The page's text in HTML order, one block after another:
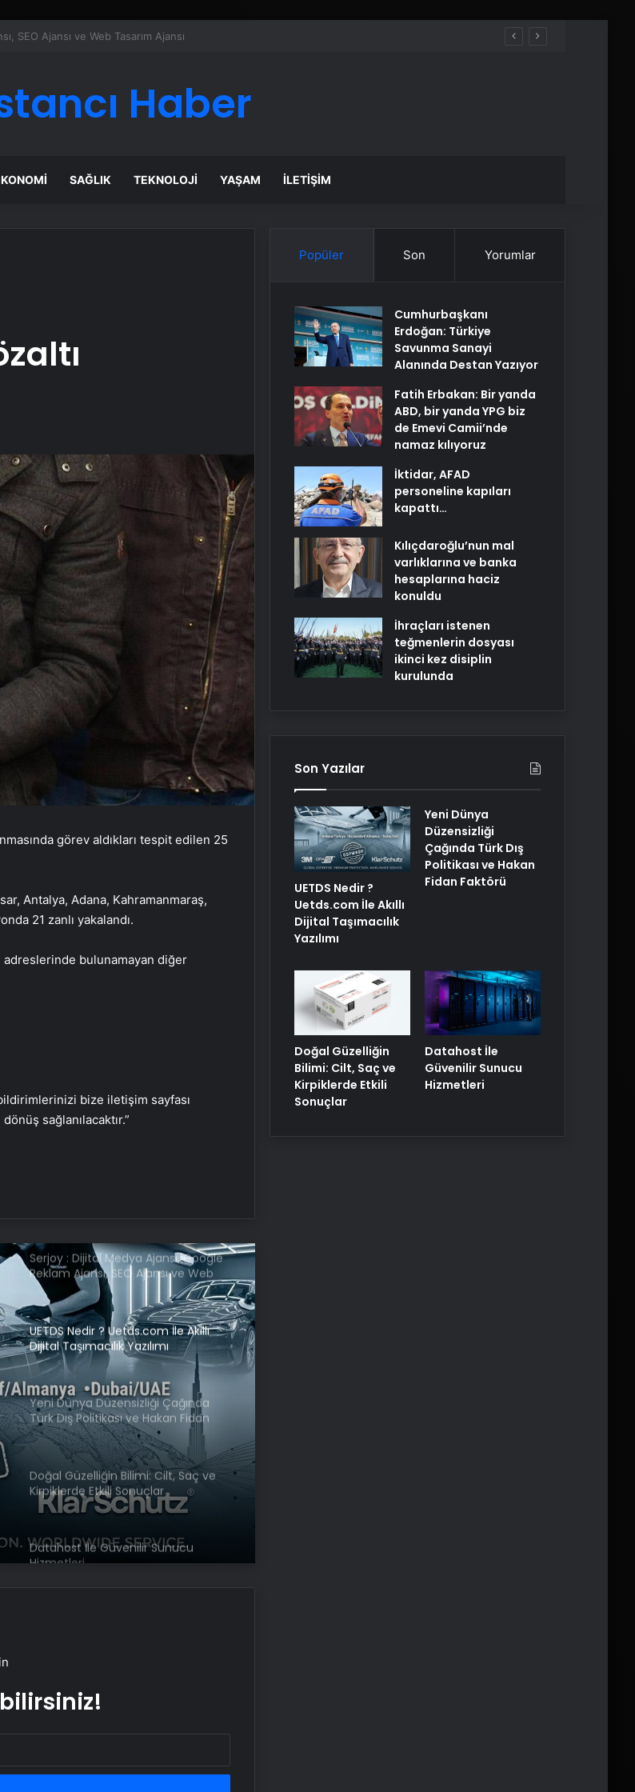
Yazılımı
Haber
SAĞLIK TEKNOLOJI YAŞAM İLETIŞIM
görev aldıkları tespit edilen 25
Antalya, Adana, Kahramanmaraş,
21 zanlı yakalandı.
bulunamayan diğer
bize iletişim sayfası
sağlanılacaktır.”
Nevşehir’de balkondan düşen kadın
hayatını kaybetti
Van’da 84 kilo 460 gram esrar ele
Serjoy : Dijital Medya Ajansı, Google
Reklam Ajansı, SEO Ajansı ve Web
Tasarım Ajansı
UETDS Nedir ? Uetds.com İle Akıllı
Dijital Taşımacılık Yazılımı
Yeni Dünya Düzensizliği Çağında
Türk Dış Politikası ve Hakan Fidan
Faktörü
Doğal Güzelliğin Bilimi: Cilt, Saç ve
Kirpiklerde Etkili Sonuçlar
Datahost İle Güvenilir Sunucu
Hizmetleri
İBB Meclisi’nde suya yapılan zamlara
ilişkin soru önergesi verildi
gibi bir şey olacak”
Popüler Son Yorumlar
Cumhurbaşkanı
Erdoğan: Türkiye
Savunma Sanayi
Alanında Destan Yazıyor
Fatih Erbakan: Bir yanda
ABD, bir yanda YPG biz
de Emevi Camii’nde
namaz kılıyoruz
İktidar, AFAD
personeline kapıları
kapattı…
Kılıçdaroğlu’nun mal
varlıklarına ve banka
hesaplarına haciz
konuldu
İhraçları istenen
teğmenlerin dosyası
ikinci kez disiplin
kurulunda
Son Yazılar
UETDS Nedir ?
Uetds.com İle Akıllı
Dijital Taşımacılık
Yazılımı
Yeni Dünya
Düzensizliği
Çağında Türk Dış
Politikası ve Hakan
Fidan Faktörü
Doğal Güzelliğin
Bilimi: Cilt, Saç ve
Kirpiklerde Etkili
Sonuçlar
Datahost İle
Güvenilir Sunucu
Hizmetleri